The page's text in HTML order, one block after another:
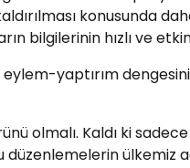
konusunda
bilgilerinin hızlı ve
yaptırım
olmalı. Kaldı ki
ülkemiz